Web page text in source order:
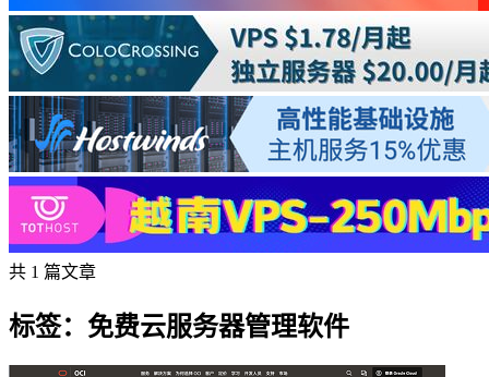
共 1 篇文章
标签：免费云服务器管理软件